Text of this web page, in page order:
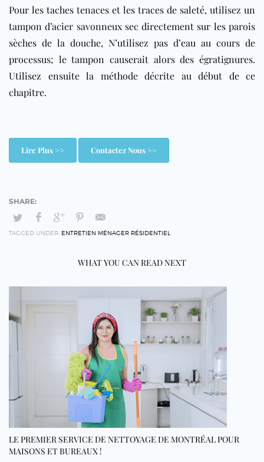
Pour les taches tenaces et les traces de saleté, utilisez un
tampon d’acier savonneux sec directement sur les parois
sèches de la douche, N’utilisez pas d’eau au cours de
processus; le tampon causerait alors des égratignures.
Utilisez ensuite la méthode décrite au début de ce
chapitre.
Lire Plus >> Contactez Nous >>
TAGGED UNDER: ENTRETIEN MÉNAGER RÉSIDENTIEL
WHAT YOU CAN READ NEXT
LE PREMIER SERVICE DE NETTOYAGE DE MONTRÉAL POUR
MAISONS ET BUREAUX !